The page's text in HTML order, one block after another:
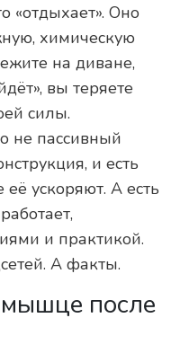
«отдыхает». Оно
химическую
на диване,
вы теряете
силы.
не пассивный
и есть
ускоряют. А есть
и практикой.
А факты.
после